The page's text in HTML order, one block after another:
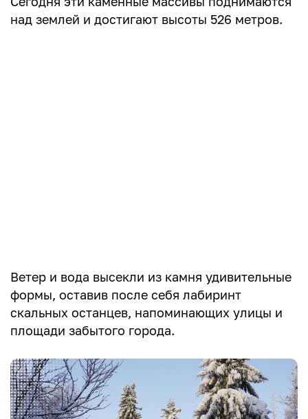
над землей и достигают высоты 526 метров.
Ветер и вода высекли из камня удивительные
формы, оставив после себя лабиринт
скальных останцев, напоминающих улицы и
площади забытого города.